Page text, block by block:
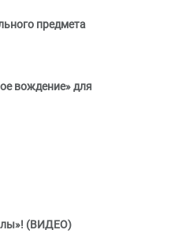
предмета
вождение» для
(ВИДЕО)